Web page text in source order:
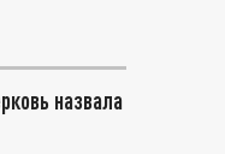
назвала